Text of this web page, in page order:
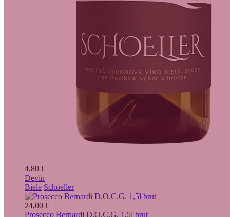
4,80 €
Devín
Biele Schoeller
24,00 €
Prosecco Bernardi D.O.C.G. 1,5l brut